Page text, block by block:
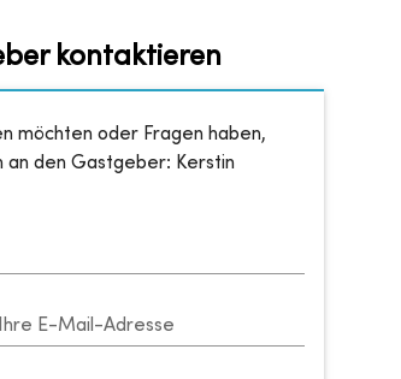
kontaktieren
möchten oder Fragen haben,
an den Gastgeber: Kerstin
E-Mail-Adresse